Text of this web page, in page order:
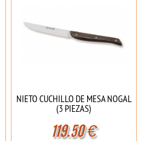
NIETO CUCHILLO DE MESA NOGAL
(3 PIEZAS)
119.50€